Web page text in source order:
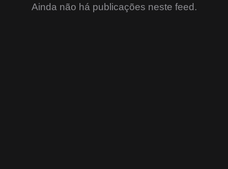
Ainda não há publicações neste feed.